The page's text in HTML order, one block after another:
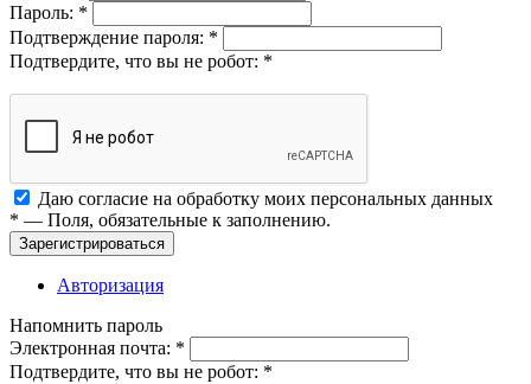
Пароль: *
Подтверждение пароля: *
Подтвердите, что вы не робот: *
Даю согласие на обработку моих персональных данных
* — Поля, обязательные к заполнению.
Зарегистрироваться
Авторизация
Напомнить пароль
Электронная почта: *
Подтвердите, что вы не робот: *